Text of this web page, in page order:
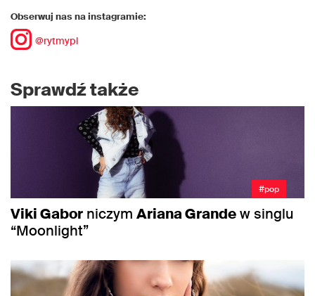
Obserwuj nas na instagramie:
@rytmypl
Sprawdź także
#pop
Viki Gabor niczym Ariana Grandew singlu
“Moonlight”